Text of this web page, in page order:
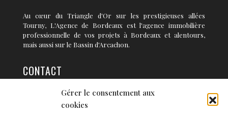
Gérer le consentement aux
cookies
Au cœur du Triangle d'Or sur les prestigieuses allées
Tourny, L'Agence de Bordeaux est l'agence immobilière
professionnelle de vos projets à Bordeaux et alentours,
mais aussi sur le Bassin d'Arcachon.
CONTACT
36 rue Condillac 33 000 BORDEAUX